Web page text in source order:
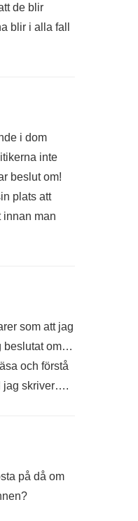
de blir
blir i alla fall
i dom
inte
beslut om!
plats att
innan man
som att jag
beslutat om…
och förstå
jag skriver….
på då om